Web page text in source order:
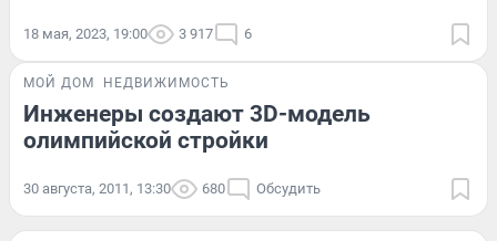
18 мая, 2023, 19:00 3 917 6
МОЙ ДОМ НЕДВИЖИМОСТЬ
Инженеры создают 3D-модель
олимпийской стройки
30 августа, 2011, 13:30 680 Обсудить